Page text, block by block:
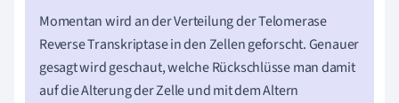
Momentan wird an der Verteilung der Telomerase
Reverse Transkriptase in den Zellen geforscht. Genauer
gesagt wird geschaut, welche Rückschlüsse man damit
auf die Alterung der Zelle und mit dem Altern